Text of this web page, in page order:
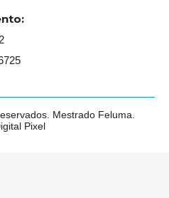
Mestrado Feluma.
Pixel